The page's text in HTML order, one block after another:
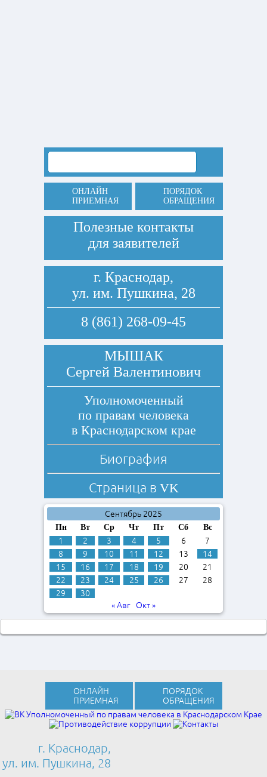
ОНЛАЙН
ПРИЕМНАЯ
ПОРЯДОК
ОБРАЩЕНИЯ
Полезные контакты
для заявителей
г. Краснодар,
ул. им. Пушкина, 28
8 (861) 268-09-45
МЫШАК
Сергей Валентинович
Уполномоченный
по правам человека
в Краснодарском крае
Биография
Страница в VK
Сентябрь 2025
Пн Вт Ср Чт Пт Сб Вс
1 2 3 4 5 6
7
8
9 10 11 12 13
14
15
16 17 18 19 20
21
22
23 24 25 26 27
28
29
30
« Авг
Окт »
ОНЛАЙН
ПРИЕМНАЯ
ПОРЯДОК
ОБРАЩЕНИЯ
г. Краснодар,
ул. им. Пушкина, 28